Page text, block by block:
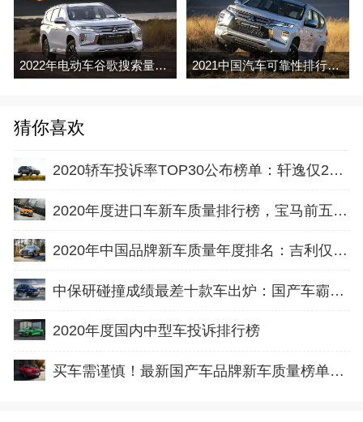
2022年电动车谷歌搜索量排行榜（partcatalog 2021中国汽车可靠性排行榜（J. D. Power）
猜你喜欢
2020轿车投诉率TOP30公布榜单：轩逸仅24 朗逸垫底
2020年度进口车新车质量排行榜，宝马前五，沃尔沃、奥迪上榜
2020年中国品牌新车质量年度排名：吉利仅第七
中保研碰撞成绩最差十款车出炉：国产车霸榜，
2020年度国内中型车投诉排行榜
买车需谨慎！最新国产车品牌新车质量榜单出炉：仅9个品牌合格